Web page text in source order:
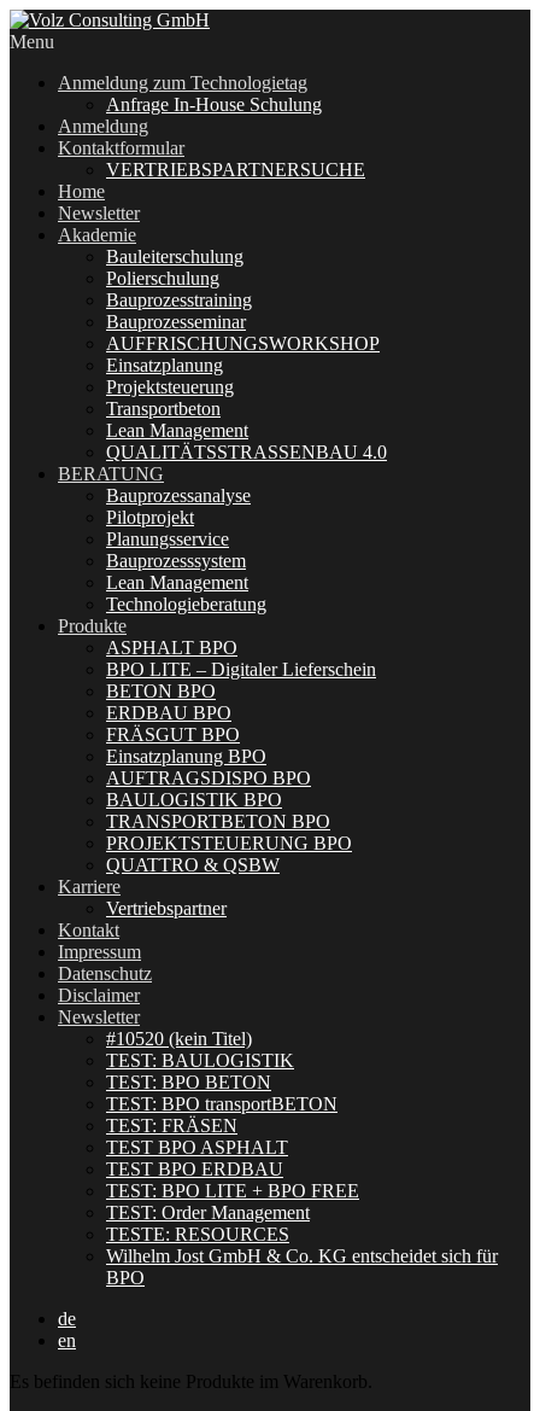
Menu
Anmeldung zum Technologietag
Anfrage In-House Schulung
Anmeldung
Kontaktformular
VERTRIEBSPARTNERSUCHE
Home
Newsletter
Akademie
Bauleiterschulung
Polierschulung
Bauprozesstraining
Bauprozesseminar
AUFFRISCHUNGSWORKSHOP
Einsatzplanung
Projektsteuerung
Transportbeton
Lean Management
QUALITÄTSSTRASSENBAU 4.0
BERATUNG
Bauprozessanalyse
Pilotprojekt
Planungsservice
Bauprozesssystem
Lean Management
Technologieberatung
Produkte
ASPHALT BPO
BPO LITE – Digitaler Lieferschein
BETON BPO
ERDBAU BPO
FRÄSGUT BPO
Einsatzplanung BPO
AUFTRAGSDISPO BPO
BAULOGISTIK BPO
TRANSPORTBETON BPO
PROJEKTSTEUERUNG BPO
QUATTRO & QSBW
Karriere
Vertriebspartner
Kontakt
Impressum
Datenschutz
Disclaimer
Newsletter
#10520 (kein Titel)
TEST: BAULOGISTIK
TEST: BPO BETON
TEST: BPO transportBETON
TEST: FRÄSEN
TEST BPO ASPHALT
TEST BPO ERDBAU
TEST: BPO LITE + BPO FREE
TEST: Order Management
TESTE: RESOURCES
Wilhelm Jost GmbH & Co. KG entscheidet sich für
BPO
de
en
Es befinden sich keine Produkte im Warenkorb.